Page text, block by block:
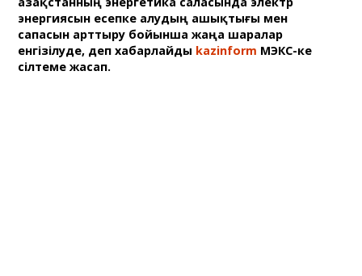
энергиясын есепке алудың ашықтығы мен
сапасын арттыру бойынша жаңа шаралар
енгізілуде, деп хабарлайды kazinform МЭКС-ке
сілтеме жасап.